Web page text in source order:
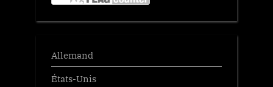
Allemand
États-Unis